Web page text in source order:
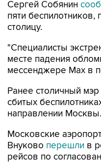
Сергей Собянин
пяти беспилотников,
столицу.
"Специалисты
месте падения
мессенджере Max в
Ранее столичный мэр
сбитых
направлении Москвы.
Московские
Внуково перешли в
рейсов по